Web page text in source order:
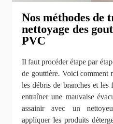
Nos méthodes de
nettoyage des
PVC
Il faut procéder étape par
de gouttière. Voici comment
les débris de branches et
entraîner une mauvaise
assainir avec un
appliquer les produits